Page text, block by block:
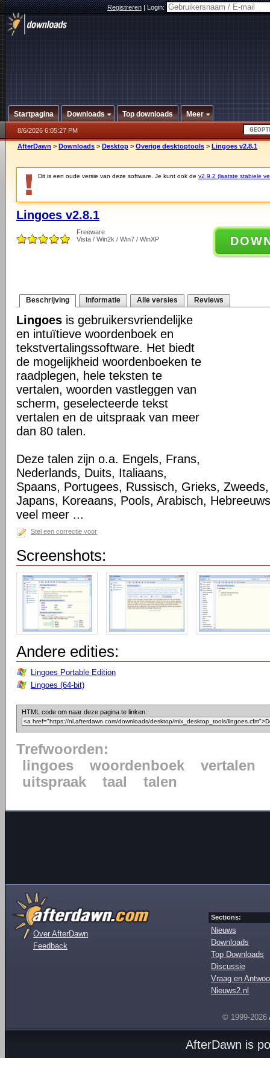
Registreren|Login:
Startpagina Downloads Top downloads Meer
8/6/2026 6:05:27 PM
AfterDawn > Downloads > Desktop > Overige desktoptools > Lingoes v2.8.1
Dit is een oude versie van deze software. Je kunt ook de v2.9.2 (laatste stabiele
Lingoes v2.8.1
Freeware
Vista / Win2k / Win7 / WinXP
Beschrijving Informatie Alle versies Reviews
Lingoes is gebruikersvriendelijke
en intuïtieve woordenboek en
tekstvertalingssoftware. Het biedt
de mogelijkheid woordenboeken te
raadplegen, hele teksten te
vertalen, woorden vastleggen van
scherm, geselecteerde tekst
vertalen en de uitspraak van meer
dan 80 talen.
Deze talen zijn o.a. Engels, Frans,
Nederlands, Duits, Italiaans,
Spaans, Portugees, Russisch, Grieks,
Japans, Koreaans, Pools, Arabisch,
veel meer ...
Stel een correctie voor
Screenshots:
Andere edities:
Lingoes Portable Edition
Lingoes (64-bit)
HTML code om naar deze pagina te linken:
Trefwoorden:
lingoes
woordenboek
vertalen
uitspraak
taal talen
Over AfterDawn
Feedback
Sections:
Nieuws
Downloads
Top Downloads
Discussie
Vraag en
Nieuws2.nl
© 1999-2026
AfterDawn is